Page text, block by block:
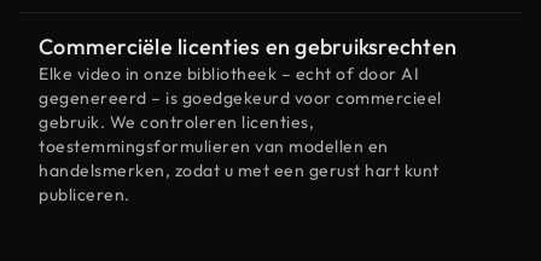
Commerciële licenties en gebruiksrechten
Elke video in onze bibliotheek – echt of door AI
gegenereerd – is goedgekeurd voor commercieel
gebruik. We controleren licenties,
toestemmingsformulieren van modellen en
handelsmerken, zodat u met een gerust hart kunt
publiceren.